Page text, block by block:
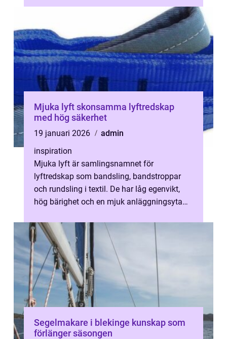
Mjuka lyft skonsamma lyftredskap
med hög säkerhet
19 januari 2026
admin
inspiration
Mjuka lyft är samlingsnamnet för
lyftredskap som bandsling, bandstroppar
och rundsling i textil. De har låg egenvikt,
hög bärighet och en mjuk anläggningsyta
f...
Segelmakare i blekinge kunskap som
förlänger säsongen